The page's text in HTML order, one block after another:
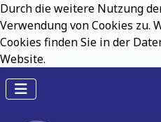
Durch die weitere Nutzung
Verwendung von Cookies zu.
Cookies finden Sie in der
Website.